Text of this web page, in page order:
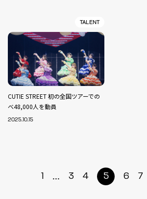
TALENT
CUTIE STREET 初の全国ツアーでの
べ48,000人を動員
2025.10.15
1 ... 3 4 5 6 7